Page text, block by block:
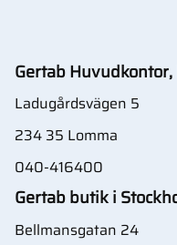
Gertab
Ladugårdsvägen 5
234 35 Lomma
040-416400
Gertab butik i
Bellmansgatan 24